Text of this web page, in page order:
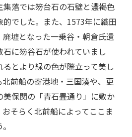
落では笏台石の石壁と濃褐色
でした。また、1573年に織田
墟となった一乗谷・朝倉氏遺
に笏谷石が使われていまし
とより緑の色が際立って美し
北前船の寄港地・三国湊や、更
美保関の「青石畳通り」に敷か
そらく北前船によってここま